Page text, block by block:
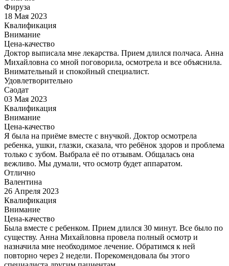
Фируза
18 Мая 2023
Квалификация
Внимание
Цена-качество
Доктор выписала мне лекарства. Прием длился полчаса. Анна
Михайловна со мной поговорила, осмотрела и все объяснила.
Внимательный и спокойный специалист.
Удовлетворительно
Саодат
03 Мая 2023
Квалификация
Внимание
Цена-качество
Я была на приёме вместе с внучкой. Доктор осмотрела
ребенка, ушки, глазки, сказала, что ребёнок здоров и проблема
только с зубом. Выбрала её по отзывам. Общалась она
вежливо. Мы думали, что осмотр будет аппаратом.
Отлично
Валентина
26 Апреля 2023
Квалификация
Внимание
Цена-качество
Была вместе с ребенком. Прием длился 30 минут. Все было по
существу. Анна Михайловна провела полный осмотр и
назначила мне необходимое лечение. Обратимся к ней
повторно через 2 недели. Порекомендовала бы этого